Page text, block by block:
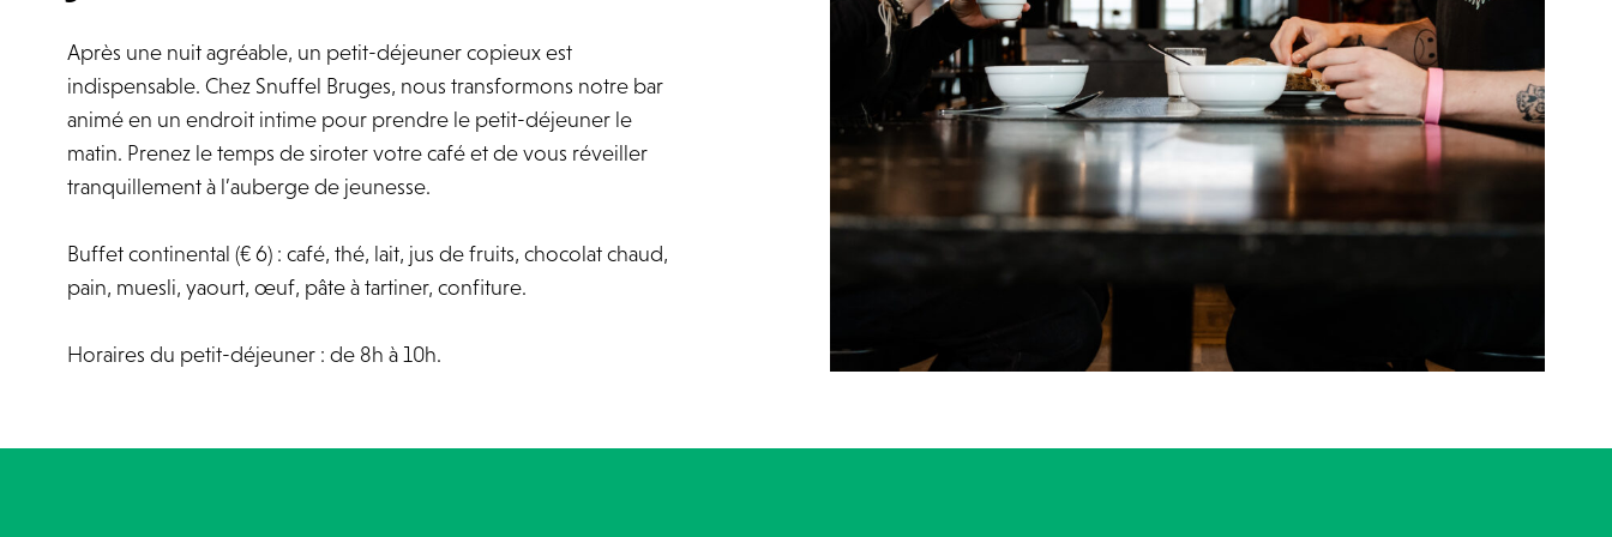
Après une nuit agréable, un petit-déjeuner copieux est
indispensable. Chez Snuffel Bruges, nous transformons notre bar
animé en un endroit intime pour prendre le petit-déjeuner le
matin. Prenez le temps de siroter votre café et de vous réveiller
tranquillement à l’auberge de jeunesse.
Buffet continental (€ 6) : café, thé, lait, jus de fruits, chocolat chaud,
pain, muesli, yaourt, œuf, pâte à tartiner, confiture.
Horaires du petit-déjeuner : de 8h à 10h.